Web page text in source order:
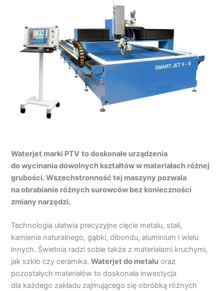
Waterjet marki PTV to doskonałe urządzenia
do wycinania dowolnych kształtów w materiałach różnej
grubości. Wszechstronność tej maszyny pozwala
na obrabianie różnych surowców bez konieczności
zmiany narzędzi.
Technologia ułatwia precyzyjne cięcie metalu, stali,
kamienia naturalnego, gąbki, dibondu, aluminium i wielu
innych. Świetnia radzi sobie także z materiałami kruchymi,
jak szkło czy ceramika.Waterjet do metalu oraz
pozostałych materiałów to doskonała inwestycja
dla każdego zakładu zajmującego się obróbką różnych